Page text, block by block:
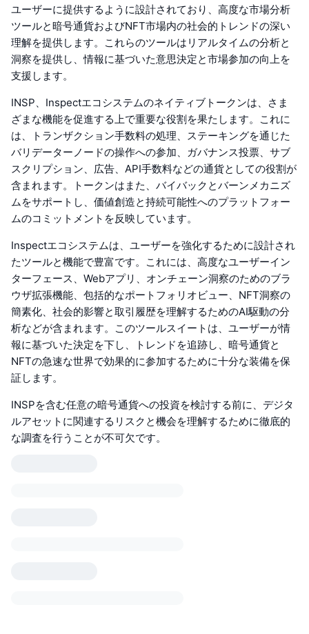
ユーザーに提供するように設計されており、高度な市場分析
ツールと暗号通貨およびNFT市場内の社会的トレンドの深い
理解を提供します。これらのツールはリアルタイムの分析と
洞察を提供し、情報に基づいた意思決定と市場参加の向上を
支援します。
INSP、Inspectエコシステムのネイティブトークンは、さま
ざまな機能を促進する上で重要な役割を果たします。これに
は、トランザクション手数料の処理、ステーキングを通じた
バリデーターノードの操作への参加、ガバナンス投票、サブ
スクリプション、広告、API手数料などの通貨としての役割が
含まれます。トークンはまた、バイバックとバーンメカニズ
ムをサポートし、価値創造と持続可能性へのプラットフォー
ムのコミットメントを反映しています。
Inspectエコシステムは、ユーザーを強化するために設計され
たツールと機能で豊富です。これには、高度なユーザーイン
ターフェース、Webアプリ、オンチェーン洞察のためのブラ
ウザ拡張機能、包括的なポートフォリオビュー、NFT洞察の
簡素化、社会的影響と取引履歴を理解するためのAI駆動の分
析などが含まれます。このツールスイートは、ユーザーが情
報に基づいた決定を下し、トレンドを追跡し、暗号通貨と
NFTの急速な世界で効果的に参加するために十分な装備を保
証します。
INSPを含む任意の暗号通貨への投資を検討する前に、デジタ
ルアセットに関連するリスクと機会を理解するために徹底的
な調査を行うことが不可欠です。